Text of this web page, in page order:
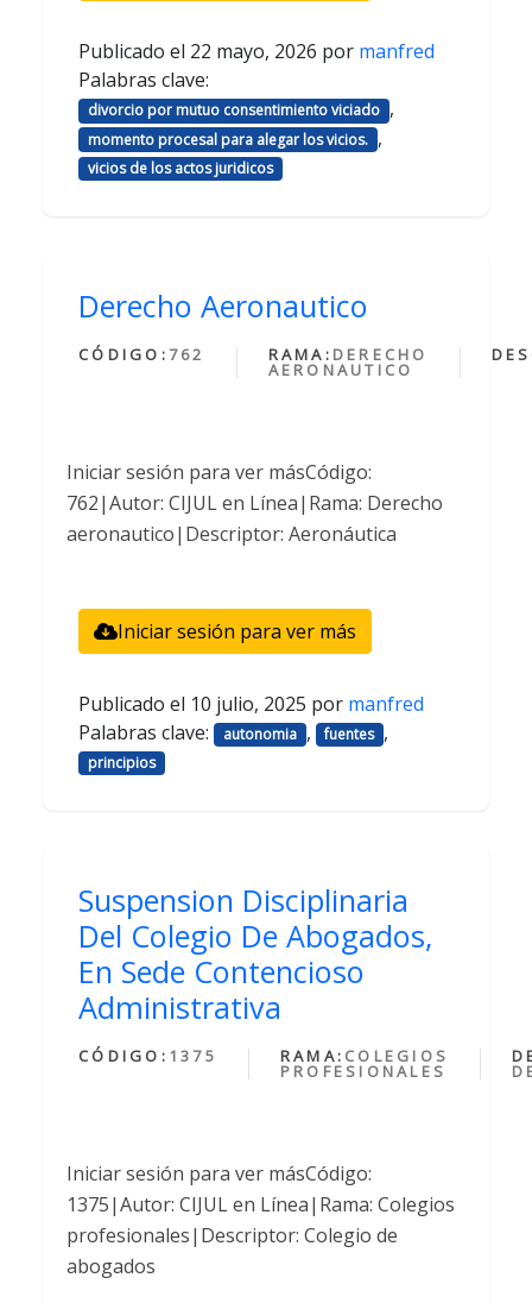
Publicado el 22 mayo, 2026 por manfred
Palabras clave:
divorcio por mutuo consentimiento viciado ,
momento procesal para alegar los vicios. ,
vicios de los actos juridicos
Derecho Aeronautico
CÓDIGO: 762 RAMA: DERECHO
AERONAUTICO
Iniciar sesión para ver másCódigo:
762|Autor: CIJUL en Línea|Rama: Derecho
aeronautico|Descriptor: Aeronáutica
Iniciar sesión para ver más
Publicado el 10 julio, 2025 por manfred
Palabras clave:
autonomia , fuentes ,
principios
Suspension Disciplinaria
Del Colegio De Abogados,
En Sede Contencioso
Administrativa
CÓDIGO: 1375 RAMA: COLEGIOS
PROFESIONALES
Iniciar sesión para ver másCódigo:
1375|Autor: CIJUL en Línea|Rama: Colegios
profesionales|Descriptor: Colegio de
abogados